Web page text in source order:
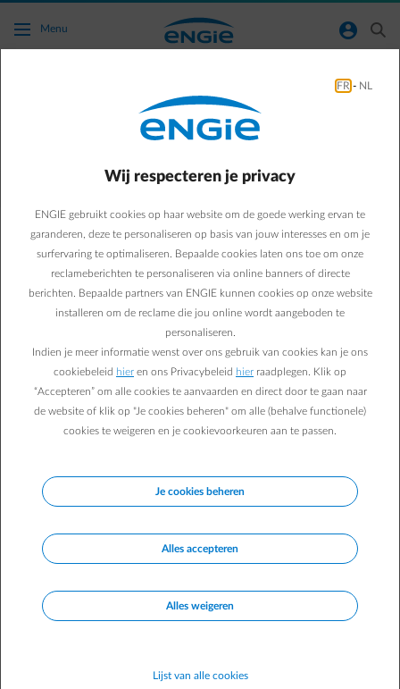
Ga naar de hoofdinhoud
Menu normal-account-circle search
Waarom ben ik uitgelogd uit mijn
klantenzone/ Smart App?
arrow-left Terug naar contactpagina
We begrijpen dat het frustrerend kan zijn om automatisch
uitgelogd te worden. Deze maatregel is bedoeld om de beveiliging
van je klantenzone en de Smart App te versterken. Jouw veiligheid
is onze prioriteit.
Om opnieuw in te loggen, gebruik je gewoon je gebruikelijke
inloggegevens.
Daarna kun je je login en wachtwoord invoeren.
Als je problemen ondervindt bij het terugvinden van je login en/of
wachtwoord, aarzel dan niet om opdeze linkte klikken om deze op
te vragen.
Veelgestelde vragen
Waar vind ik mijn activeringscode en mijn klantnummer?
Ik ben mijn wachtwoord vergeten.
Ik ben mijn wachtwoord vergeten.
FR - NL
Wij respecteren je privacy
ENGIE gebruikt cookies op haar website om de goede werking ervan te
garanderen, deze te personaliseren op basis van jouw interesses en om je
surfervaring te optimaliseren. Bepaalde cookies laten ons toe om onze
reclameberichten te personaliseren via online banners of directe
berichten. Bepaalde partners van ENGIE kunnen cookies op onze website
installeren om de reclame die jou online wordt aangeboden te
personaliseren.
Indien je meer informatie wenst over ons gebruik van cookies kan je ons
cookiebeleid hier en ons Privacybeleid hier raadplegen. Klik op
“Accepteren” om alle cookies te aanvaarden en direct door te gaan naar
de website of klik op "Je cookies beheren" om alle (behalve functionele)
cookies te weigeren en je cookievoorkeuren aan te passen.
Je cookies beheren
Alles accepteren
Alles weigeren
Lijst van alle cookies